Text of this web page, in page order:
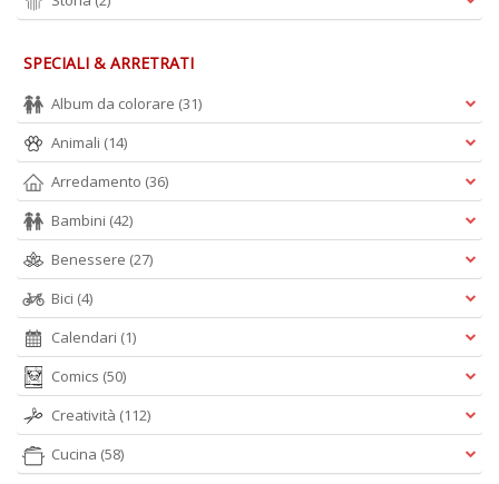
SPECIALI & ARRETRATI
Album da colorare (31)
Animali (14)
Arredamento (36)
Bambini (42)
Benessere (27)
Bici (4)
Calendari (1)
Comics (50)
Creatività (112)
Cucina (58)